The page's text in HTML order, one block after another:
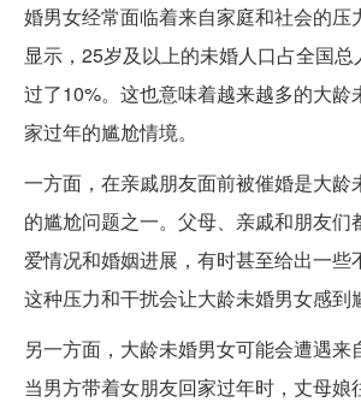
婚男女经常面临着来自家庭和社会的压
显示，25岁及以上的未婚人口占全国总
过了10%。这也意味着越来越多的大龄
家过年的尴尬情境。
一方面，在亲戚朋友面前被催婚是大龄
的尴尬问题之一。父母、亲戚和朋友们
爱情况和婚姻进展，有时甚至给出一些
这种压力和干扰会让大龄未婚男女感到
另一方面，大龄未婚男女可能会遭遇来
当男方带着女朋友回家过年时，丈母娘